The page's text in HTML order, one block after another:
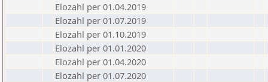
Elozahl per 01.04.2019
Elozahl per 01.07.2019
Elozahl per 01.10.2019
Elozahl per 01.01.2020
Elozahl per 01.04.2020
Elozahl per 01.07.2020